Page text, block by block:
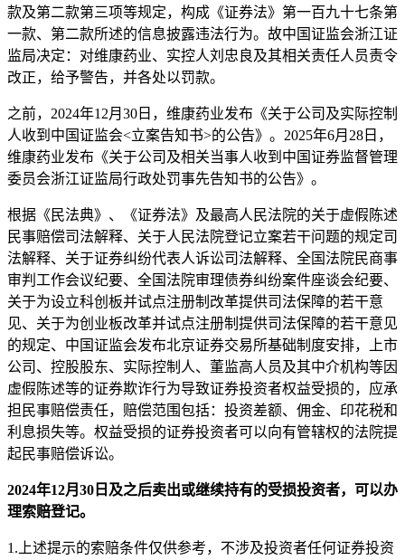
款及第二款第三项等规定，构成《证券法》第一百九十七条第
一款、第二款所述的信息披露违法行为。故中国证监会浙江证
监局决定：对维康药业、实控人刘忠良及其相关责任人员责令
改正，给予警告，并各处以罚款。
之前，2024年12月30日，维康药业发布《关于公司及实际控制
人收到中国证监会<立案告知书>的公告》。2025年6月28日，
维康药业发布《关于公司及相关当事人收到中国证券监督管理
委员会浙江证监局行政处罚事先告知书的公告》。
根据《民法典》、《证券法》及最高人民法院的关于虚假陈述
民事赔偿司法解释、关于人民法院登记立案若干问题的规定司
法解释、关于证券纠纷代表人诉讼司法解释、全国法院民商事
审判工作会议纪要、全国法院审理债券纠纷案件座谈会纪要、
关于为设立科创板并试点注册制改革提供司法保障的若干意
见、关于为创业板改革并试点注册制提供司法保障的若干意见
的规定、中国证监会发布北京证券交易所基础制度安排，上市
公司、控股股东、实际控制人、董监高人员及其中介机构等因
虚假陈述等的证券欺诈行为导致证券投资者权益受损的，应承
担民事赔偿责任，赔偿范围包括：投资差额、佣金、印花税和
利息损失等。权益受损的证券投资者可以向有管辖权的法院提
起民事赔偿诉讼。
2024年12月30日及之后卖出或继续持有的受损投资者，可以办
理索赔登记。
1.上述提示的索赔条件仅供参考，不涉及投资者任何证券投资